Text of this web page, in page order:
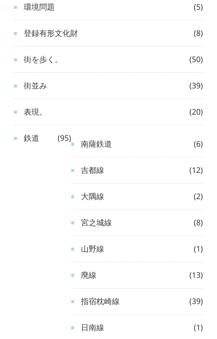
環境問題 (5)
登録有形文化財 (8)
街を歩く。 (50)
街並み (39)
表現。 (20)
鉄道 (95)
南薩鉄道 (6)
吉都線 (12)
大隅線 (2)
宮之城線 (8)
山野線 (1)
廃線 (13)
指宿枕崎線 (39)
日南線 (1)